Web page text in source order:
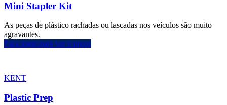
Mini Stapler Kit
As peças de plástico rachadas ou lascadas nos veículos são muito
agravantes.
Faça login para ver o preço
KENT
Plastic Prep